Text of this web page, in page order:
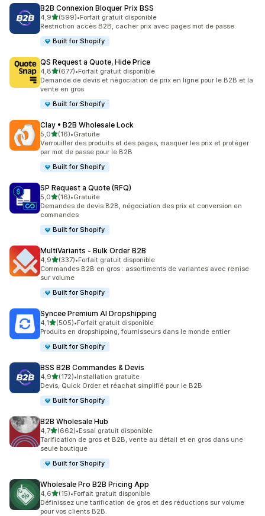
B2B Connexion Bloquer Prix BSS
4,9étoile(s) sur 5
(599)
599 avis au total
•Forfait gratuit disponible
Restriction accès B2B, cacher prix avec pages mot de passe.
Built for Shopify
QS Request a Quote, Hide Price
4,8étoile(s) sur 5
(677)
677 avis au total
•Forfait gratuit disponible
Demande de devis et négociation de prix en ligne pour le B2B et la
vente en gros
Built for Shopify
Clay • B2B Wholesale Lock
5,0étoile(s) sur 5
(16)
16 avis au total
•Gratuite
Verrouiller des produits et des pages, masquer les prix et protéger
par mot de passe pour le B2B
Built for Shopify
SP Request a Quote (RFQ)
5,0étoile(s) sur 5
(16)
16 avis au total
•Gratuite
Demandes de devis B2B, négociation des prix et conversion en
commandes
Built for Shopify
MultiVariants ‑ Bulk Order B2B
4,9étoile(s) sur 5
(337)
337 avis au total
•Forfait gratuit disponible
Commandes B2B en gros : assortiments de variantes avec remise
sur volume
Built for Shopify
Syncee Premium AI Dropshipping
4,1étoile(s) sur 5
(505)
505 avis au total
•Forfait gratuit disponible
Produits en dropshipping, fournisseurs dans le monde entier
Built for Shopify
BSS B2B Commandes & Devis
4,9étoile(s) sur 5
(172)
172 avis au total
•Installation gratuite
Devis, Quick Order et réachat simplifié pour le B2B
Built for Shopify
B2B Wholesale Hub
4,7étoile(s) sur 5
(662)
662 avis au total
•Essai gratuit disponible
Tarification de gros et B2B, vente au détail et en gros dans une
seule boutique
Built for Shopify
Wholesale Pro B2B Pricing App
4,6étoile(s) sur 5
(15)
15 avis au total
•Forfait gratuit disponible
Définissez une tarification de gros et des réductions sur volume
pour vos clients B2B.